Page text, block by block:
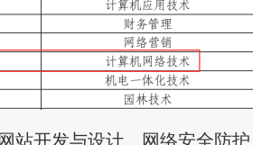
开发与设计、网络安全防